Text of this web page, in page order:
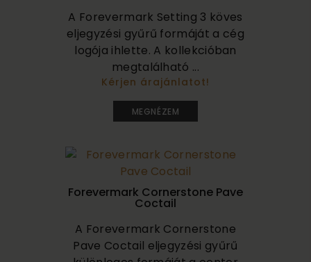
A Forevermark Setting 3 köves
eljegyzési gyűrű formáját a cég
logója ihlette. A kollekcióban
megtalálható ...
Kérjen árajánlatot!
MEGNÉZEM
Forevermark Cornerstone Pave
Coctail
A Forevermark Cornerstone
Pave Coctail eljegyzési gyűrű